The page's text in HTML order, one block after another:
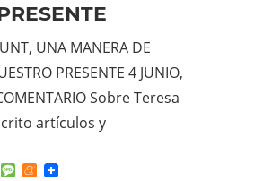
UNA MANERA DE
PRESENTE 4 JUNIO,
Sobre Teresa
artículos y
VK MessageMeneame